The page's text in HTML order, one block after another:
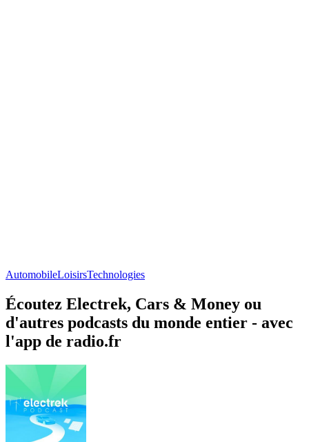
AutomobileLoisirsTechnologies
Écoutez Electrek, Cars & Money ou
d'autres podcasts du monde entier - avec
l'app de radio.fr